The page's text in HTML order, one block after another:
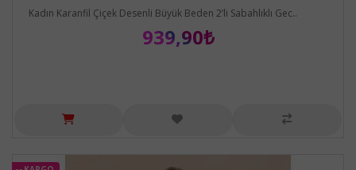
Kadın Karanfil Çiçek Desenli Büyük Beden 2’li Sabahlıklı Gec..
939,90₺